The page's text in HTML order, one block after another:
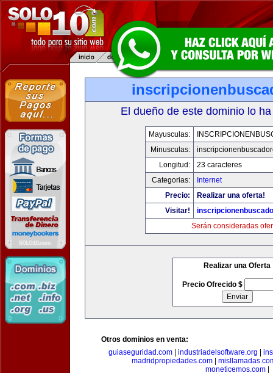
El dueño de este dominio lo
Mayusculas:
Minusculas:
Longitud:
23 caracteres
Categorias:
Internet
Precio:
Realizar una oferta!
Visitar!
Serán consideradas
Realizar una Oferta
Precio Ofrecido $
Otros dominios en venta:
guiaseguridad.com| industriadelsoftware.org
madridpropiedades.com|
moneticemos.com|